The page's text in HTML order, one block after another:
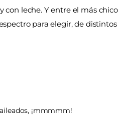
con leche. Y entre el más chico
para elegir, de distintos
¡mmmmm!